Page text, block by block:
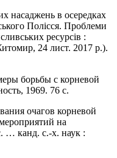
насаджень в осередках
Полісся. Проблеми
ресурсів :
24 лист. 2017 р.).
борьбы с корневой
1969. 76 с.
очагов корневой
на
… канд. с.-х. наук :